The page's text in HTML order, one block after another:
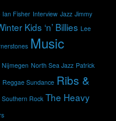
Ian Fisher Interview Jazz Jimmy
Kids ‘n’ Billies Lee
Music
Nijmegen North Sea Jazz Patrick
Reggae Sundance Ribs &
Southern Rock The Heavy